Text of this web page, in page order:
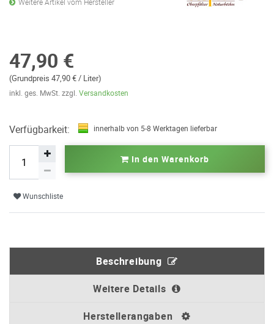
Weitere Artikel vom Hersteller
47,90 €
(Grundpreis 47,90 € / Liter)
inkl. ges. MwSt. zzgl. Versandkosten
Verfügbarkeit: innerhalb von 5-8 Werktagen lieferbar
In den Warenkorb
Wunschliste
Beschreibung
Weitere Details
Herstellerangaben